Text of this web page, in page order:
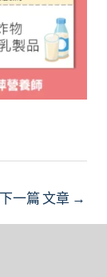
下一篇 文章 →